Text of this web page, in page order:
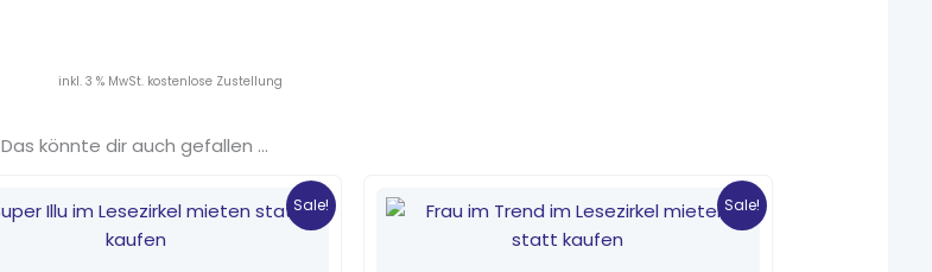
inkl. 3 % MwSt. kostenlose Zustellung
Das könnte dir auch gefallen …
Sale!
war:
ist:
Sale!
war:
ist: